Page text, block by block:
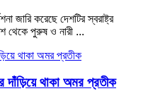
জারি করেছে দেশটির স্বরাষ্ট্র
থেকে পুরুষ ও নারী ...
দাঁড়িয়ে থাকা অমর প্রতীক